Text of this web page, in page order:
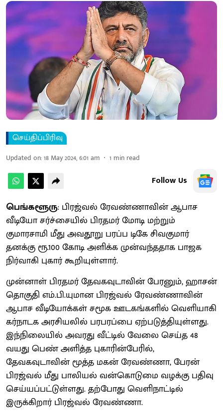
செய்திப்பிரிவு
Updated on:18 May 2024, 6:01 am 1 min read
Follow Us
பெங்களூரு: பிரஜ்வல் ரேவண்ணாவின் ஆபாச
வீடியோ சர்ச்சையில் பிரதமர் மோடி மற்றும்
குமாரசாமி மீது அவதூறு பரப்ப டிகே சிவகுமார்
தனக்கு ரூ.100 கோடி அளிக்க முன்வந்ததாக பாஜக
நிர்வாகி புகார் கூறியுள்ளார்.
முன்னாள் பிரதமர் தேவகவுடாவின் பேரனும், ஹாசன்
தொகுதி எம்.பி.யுமான பிரஜ்வல் ரேவண்ணாவின்
ஆபாச வீடியோக்கள் சமூக ஊடகங்களில் வெளியாகி
கர்நாடக அரசியலில் பரபரப்பை ஏற்படுத்தியுள்ள‌து.
இந்நிலையில் அவரது வீட்டில் வேலை செய்த 48
வயது பெண் அளித்த புகாரின்பேரில்,
தேவகவுடாவின் மூத்த மகன் ரேவண்ணா, பேரன்
பிரஜ்வல் மீது பாலியல் வன்கொடுமை வழக்கு பதிவு
செய்யப்பட்டுள்ளது. தற்போது வெளிநாட்டில்
இருக்கிறார் பிரஜ்வல் ரேவண்ணா.